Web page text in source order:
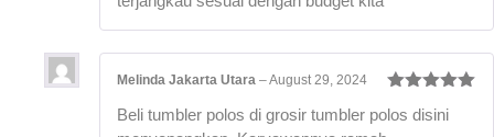
of 5
Melinda Jakarta Utara –August 29, 2024
Beli tumbler polos di grosir tumbler polos disini